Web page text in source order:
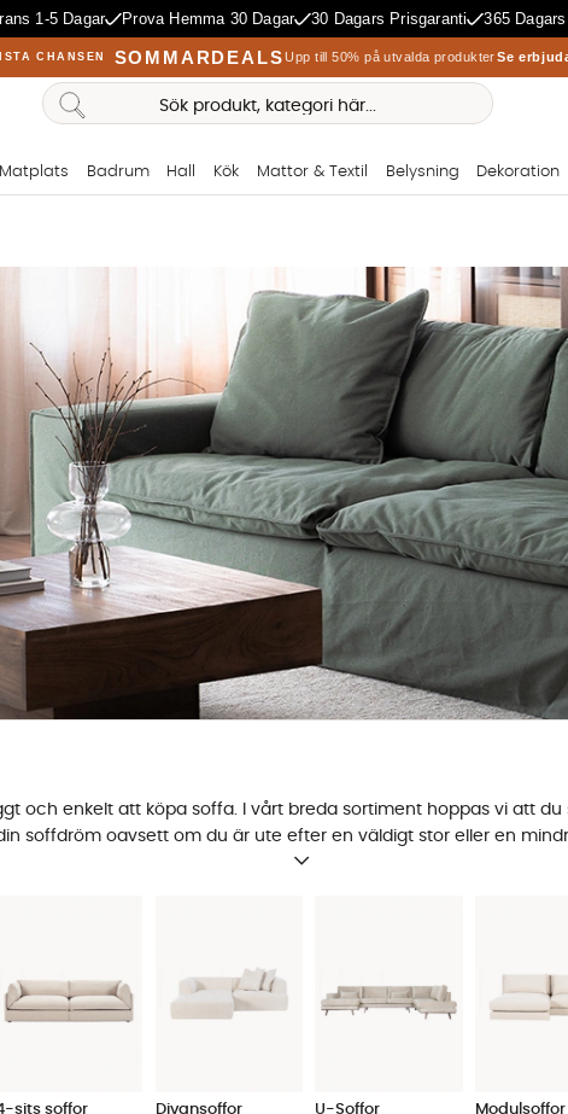
1-5 Dagar Prova Hemma 30 Dagar 30 Dagars Prisgaranti 365
CHANSEN SOMMARDEALSUpp till 50% på utvalda produkterSe
Matplats Badrum Hall Kök Mattor & Textil Belysning Dekoration
och enkelt att köpa soffa. I vårt breda sortiment hoppas vi att
soffdröm oavsett om du är ute efter en väldigt stor eller en
dessutom alltid komplettera med en passande
är vem eller vilka som kommer att använda soffan och vid vilka
Då skulle vi rekommendera att välja en soffa med avtagbar
utseendet på soffan. Om du väljer en soffa vars klädsel
sits soffor Divansoffor U-Soffor Modulsoffor